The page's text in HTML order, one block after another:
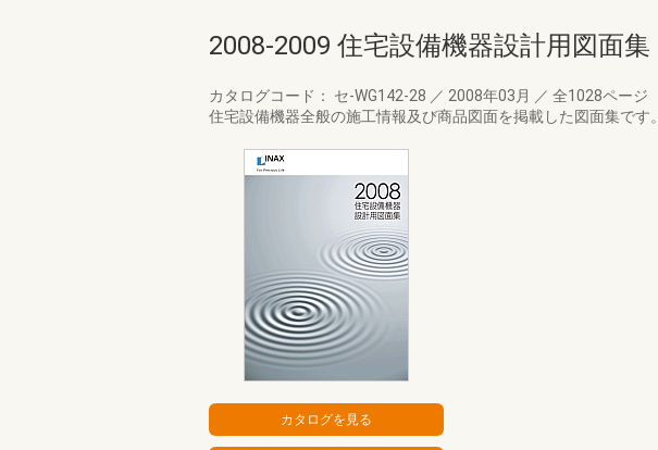
2008-2009 住宅設備機器設計用図面集
カタログコード： セ-WG142-28 ／ 2008年03月 ／ 全1028ページ
住宅設備機器全般の施工情報及び商品図面を掲載した図面集です。